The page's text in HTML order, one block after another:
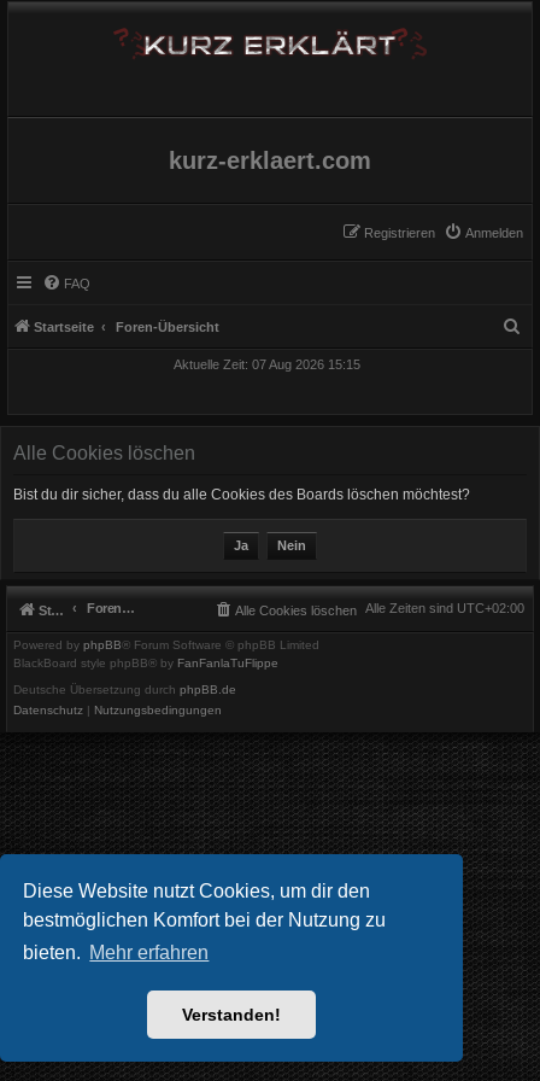
Diese Website nutzt Cookies, um dir den
bestmöglichen Komfort bei der Nutzung zu
bieten. Mehr erfahren
Verstanden!
kurz-erklaert.com
Anmelden
Registrieren
FAQ
Startseite Foren-Übersicht
Aktuelle Zeit: 07 Aug 2026 15:15
Alle Cookies löschen
Bist du dir sicher, dass du alle Cookies des Boards löschen möchtest?
Startseite Foren-Übersicht Alle Zeiten sind UTC+02:00
Alle Cookies löschen
Powered by phpBB® Forum Software © phpBB Limited
BlackBoard style phpBB® by FanFanlaTuFlippe
Deutsche Übersetzung durch phpBB.de
Datenschutz | Nutzungsbedingungen